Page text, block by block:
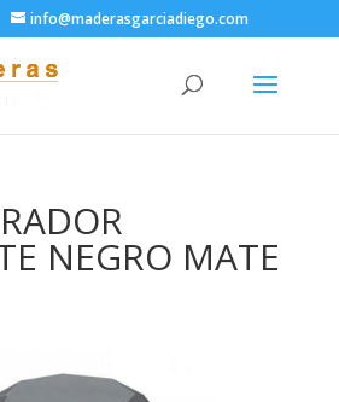
info@maderasgarciadiego.com
NEGRO MATE